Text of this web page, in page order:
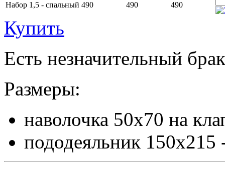
Набор 1,5 - спальный 490 490 490
Купить
Есть незначительный
Размеры:
наволочка 50х70 на
пододеяльник